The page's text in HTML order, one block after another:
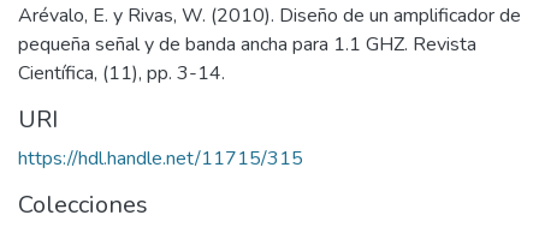
Arévalo, E. y Rivas, W. (2010). Diseño de un amplificador de
pequeña señal y de banda ancha para 1.1 GHZ. Revista
Científica, (11), pp. 3-14.
URI
https://hdl.handle.net/11715/315
Colecciones